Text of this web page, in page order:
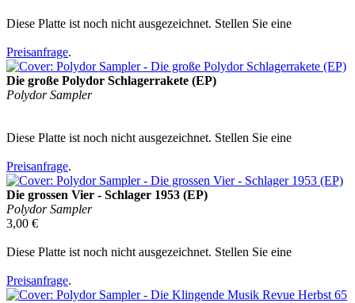
Diese Platte ist noch nicht ausgezeichnet. Stellen Sie eine
Preisanfrage.
Die große Polydor Schlagerrakete (EP)
Polydor Sampler
Diese Platte ist noch nicht ausgezeichnet. Stellen Sie eine
Preisanfrage.
Die grossen Vier - Schlager 1953 (EP)
Polydor Sampler
3,00 €
Diese Platte ist noch nicht ausgezeichnet. Stellen Sie eine
Preisanfrage.